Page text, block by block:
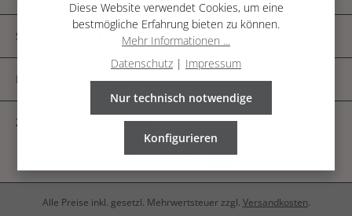
SHOPSERVICE
INFORMATIONEN
ZAHLUNGSARTEN
Alle Preise inkl. gesetzl. Mehrwertsteuer zzgl. Versandkosten.
Diese Website verwendet Cookies, um eine
bestmögliche Erfahrung bieten zu können.
Mehr Informationen ...
Datenschutz | Impressum
Nur technisch notwendige
Konfigurieren